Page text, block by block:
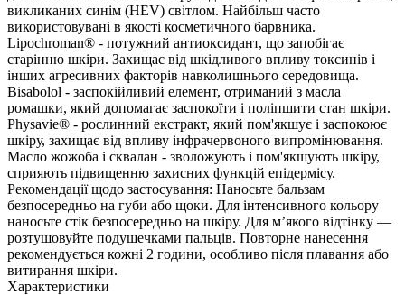
викликаних синім (HEV) світлом. Найбільш часто
використовувані в якості косметичного барвника.
Lipochroman® - потужний антиоксидант, що запобігає
старінню шкіри. Захищає від шкідливого впливу токсинів і
інших агресивних факторів навколишнього середовища.
Bisabolol - заспокійливий елемент, отриманий з масла
ромашки, який допомагає заспокоїти і поліпшити стан шкіри.
Physavie® - рослинний екстракт, який пом'якшує і заспокоює
шкіру, захищає від впливу інфрачервоного випромінювання.
Масло жожоба і сквалан - зволожують і пом'якшують шкіру,
сприяють підвищенню захисних функцій епідермісу.
Рекомендації щодо застосування: Наносьте бальзам
безпосередньо на губи або щоки. Для інтенсивного кольору
наносьте стік безпосередньо на шкіру. Для м’якого відтінку —
розтушовуйте подушечками пальців. Повторне нанесення
рекомендується кожні 2 години, особливо після плавання або
витирання шкіри.
Характеристики